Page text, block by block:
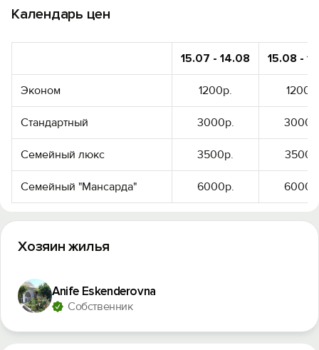
Календарь цен
15.07 - 14.08 15.08 -
Эконом 1200р. 1200р.
Стандартный 3000р.
Семейный люкс 3500р.
Семейный "Мансарда" 6000р.
Хозяин жилья
Anife Eskenderovna
Собственник